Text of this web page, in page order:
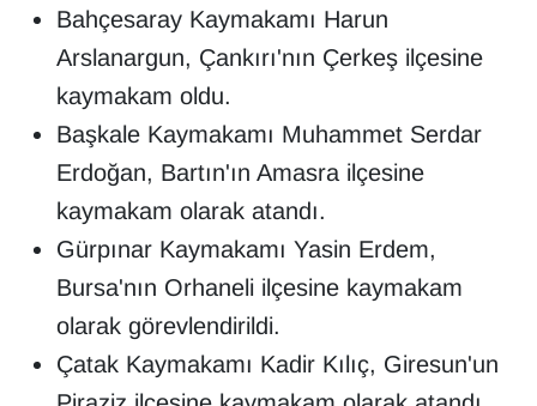
Bahçesaray Kaymakamı Harun
Arslanargun, Çankırı'nın Çerkeş ilçesine
kaymakam oldu.
Başkale Kaymakamı Muhammet Serdar
Erdoğan, Bartın'ın Amasra ilçesine
kaymakam olarak atandı.
Gürpınar Kaymakamı Yasin Erdem,
Bursa'nın Orhaneli ilçesine kaymakam
olarak görevlendirildi.
Çatak Kaymakamı Kadir Kılıç, Giresun'un
SPOR
TEBRİK
TEKNOLOJİ
Turizm
VAN'DA SPOR
Vasıta
YAŞAM